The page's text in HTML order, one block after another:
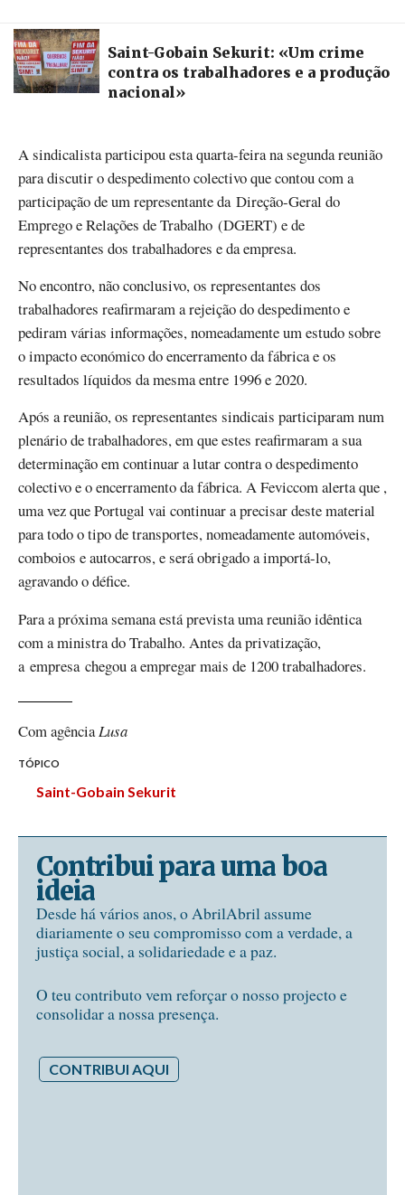
Saint-Gobain Sekurit: «Um crime
contra os trabalhadores e a produção
nacional»
A sindicalista participou esta quarta-feira na segunda reunião
para discutir o despedimento colectivo que contou com a
participação de um representante da Direção-Geral do
Emprego e Relações de Trabalho (DGERT) e de
representantes dos trabalhadores e da empresa.
No encontro, não conclusivo, os representantes dos
trabalhadores reafirmaram a rejeição do despedimento e
pediram várias informações, nomeadamente um estudo sobre
o impacto económico do encerramento da fábrica e os
resultados líquidos da mesma entre 1996 e 2020.
Após a reunião, os representantes sindicais participaram num
plenário de trabalhadores, em que estes reafirmaram a sua
determinação em continuar a lutar contra o despedimento
colectivo e o encerramento da fábrica. A Feviccom alerta que ,
uma vez que Portugal vai continuar a precisar deste material
para todo o tipo de transportes, nomeadamente automóveis,
comboios e autocarros, e será obrigado a importá-lo,
agravando o défice.
Para a próxima semana está prevista uma reunião idêntica
com a ministra do Trabalho. Antes da privatização,
a empresa chegou a empregar mais de 1200 trabalhadores.
Com agênciaLusa
TÓPICO
Saint-Gobain Sekurit
Contribui para uma boa
ideia
Desde há vários anos, o AbrilAbril assume
diariamente o seu compromisso com a verdade, a
justiça social, a solidariedade e a paz.
O teu contributo vem reforçar o nosso projecto e
consolidar a nossa presença.
CONTRIBUI AQUI